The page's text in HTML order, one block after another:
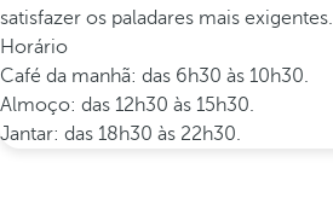
satisfazer os paladares mais exigentes.
Horário
Café da manhã: das 6h30 às 10h30.
Almoço: das 12h30 às 15h30.
Jantar: das 18h30 às 22h30.